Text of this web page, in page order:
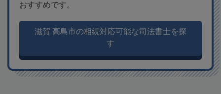
おすすめです。
滋賀 高島市の相続対応可能な司法書士を探
す